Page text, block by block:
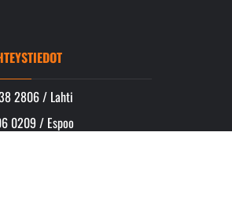
2806 / Lahti
0209 / Espoo